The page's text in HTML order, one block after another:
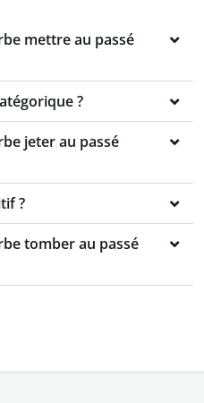
mettre au passé
?
jeter au passé
?
tomber au passé